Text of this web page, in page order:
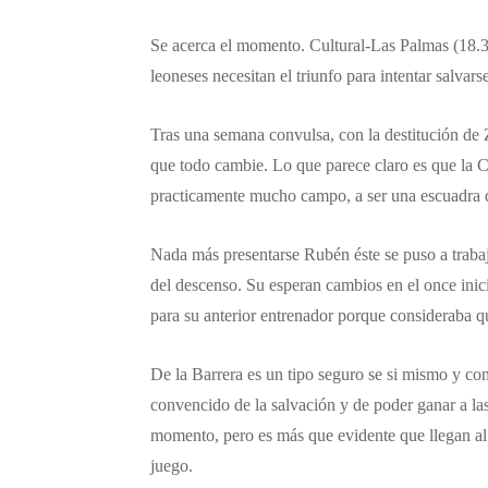
Se acerca el momento. Cultural-Las Palmas
leoneses necesitan el triunfo para intentar
Tras una semana convulsa, con la destitución
que todo cambie. Lo que parece claro es que la
practicamente mucho campo, a ser una
Nada más presentarse Rubén éste se puso a
del descenso. Su esperan cambios en el once
para su anterior entrenador porque consideraba
De la Barrera es un tipo seguro se si mismo y
convencido de la salvación y de poder ganar a
momento, pero es más que evidente que llegan
juego.